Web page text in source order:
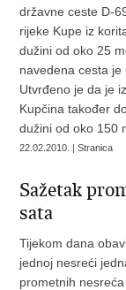
državne ceste D-
rijeke Kupe iz
dužini od oko 25
navedena cesta je
Utvrđeno je da je
Kupčina također
dužini od oko 150
22.02.2010. | Stranica
Sažetak
sata
Tijekom dana
jednoj nesreći
prometnih